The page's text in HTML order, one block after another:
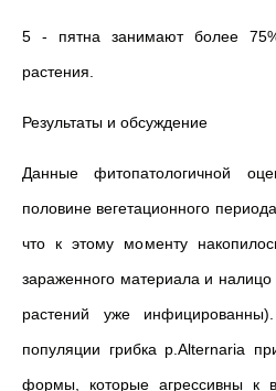
5 - пятна занимают более
растения.
Результаты и обсуждение
Данные фитопатологичной
половине вегетационного
что к этому моменту
зараженного материала и
растений уже
популяции грибка р.Alternaria
формы, которые агрессивны к